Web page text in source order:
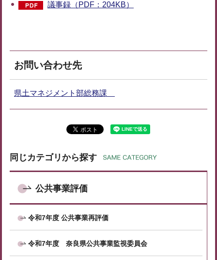
議事録（PDF：204KB）
お問い合わせ先
県土マネジメント部総務課
同じカテゴリから探す
公共事業評価
令和7年度 公共事業再評価
令和7年度 奈良県公共事業監視委員会